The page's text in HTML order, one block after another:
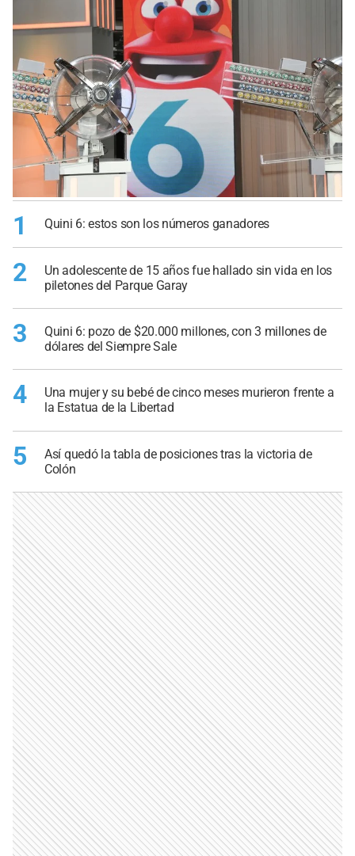
1 Quini 6: estos son los números ganadores
2
Un adolescente de 15 años fue hallado sin vida en los
piletones del Parque Garay
3
Quini 6: pozo de $20.000 millones, con 3 millones de
dólares del Siempre Sale
4
Una mujer y su bebé de cinco meses murieron frente a
la Estatua de la Libertad
5
Así quedó la tabla de posiciones tras la victoria de
Colón